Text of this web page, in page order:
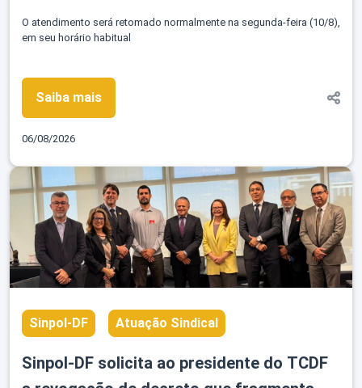
O atendimento será retomado normalmente na segunda-feira (10/8),
em seu horário habitual
Saiba mais
06/08/2026
Sinpol-DF Atuação Sindical
Sinpol-DF solicita ao presidente do TCDF